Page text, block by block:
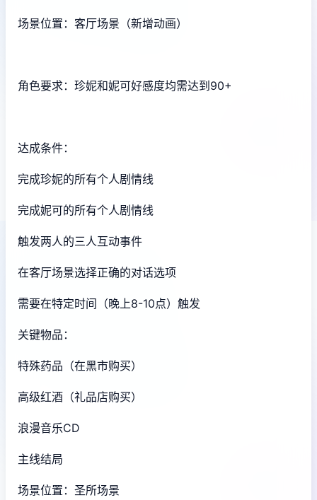
场景位置：客厅场景（新增动画）
角色要求：珍妮和妮可好感度均需达到90+
达成条件：
完成珍妮的所有个人剧情线
完成妮可的所有个人剧情线
触发两人的三人互动事件
在客厅场景选择正确的对话选项
需要在特定时间（晚上8-10点）触发
关键物品：
特殊药品（在黑市购买）
高级红酒（礼品店购买）
浪漫音乐CD
主线结局
场景位置：圣所场景